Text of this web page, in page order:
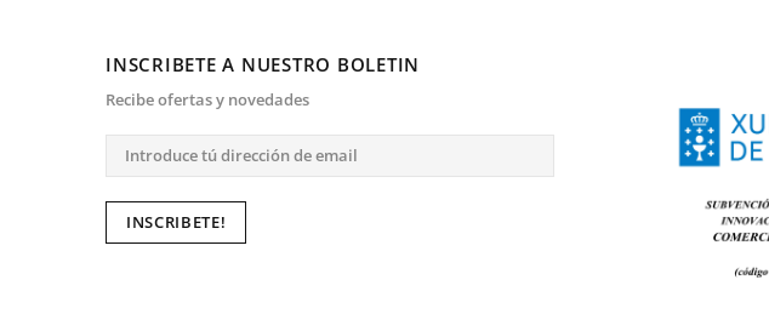
INSCRIBETE A NUESTRO BOLETIN
Recibe ofertas y novedades